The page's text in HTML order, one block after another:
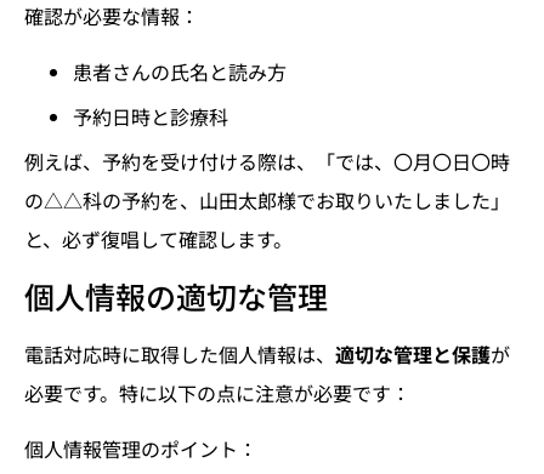
確認が必要な情報：
患者さんの氏名と読み方
予約日時と診療科
例えば、予約を受け付ける際は、「では、〇月〇日〇時
の△△科の予約を、山田太郎様でお取りいたしました」
と、必ず復唱して確認します。
個人情報の適切な管理
電話対応時に取得した個人情報は、 適切な管理と保護が
必要です。特に以下の点に注意が必要です：
個人情報管理のポイント：